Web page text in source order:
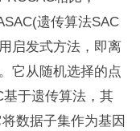
遗传算法SAC
启发式方法，即离
它从随机选择的点
于遗传算法，其
数据子集作为基因